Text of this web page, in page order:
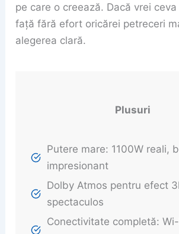
pe care o creează. Dacă vrei
față fără efort oricărei petreceri
alegerea clară.
Plusuri
Putere mare: 1100W reali,
impresionant
Dolby Atmos pentru efect
spectaculos
Conectivitate completă: